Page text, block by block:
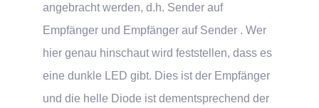
angebracht werden, d.h. Sender auf
Empfänger und Empfänger auf Sender . Wer
hier genau hinschaut wird feststellen, dass es
eine dunkle LED gibt. Dies ist der Empfänger
und die helle Diode ist dementsprechend der